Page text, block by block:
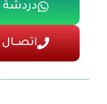
دردشة
اتصـــال